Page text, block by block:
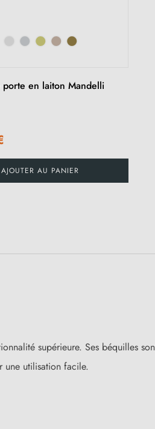
porte en laiton Mandelli
AJOUTER AU PANIER
supérieure. Ses béquilles
une utilisation facile.